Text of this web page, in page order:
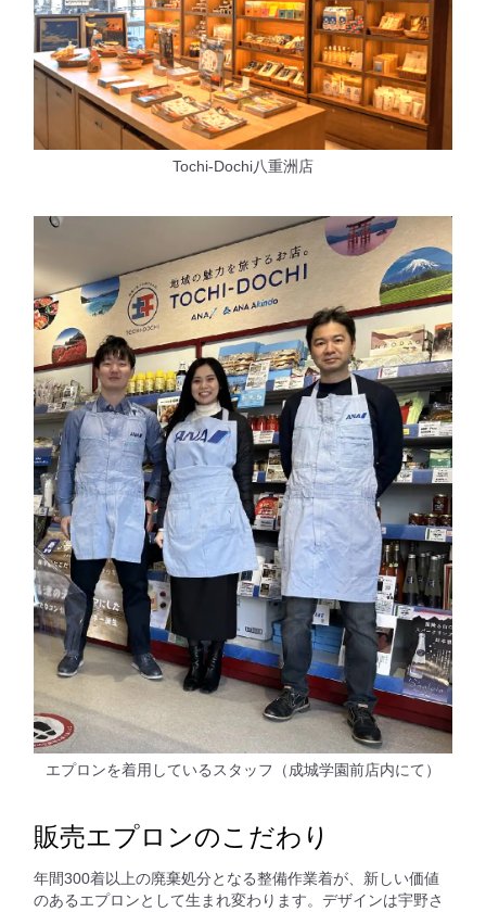
Tochi-Dochi八重洲店
エプロンを着用しているスタッフ（成城学園前店内にて）
販売エプロンのこだわり
年間300着以上の廃棄処分となる整備作業着が、新しい価値
のあるエプロンとして生まれ変わります。デザインは宇野さ